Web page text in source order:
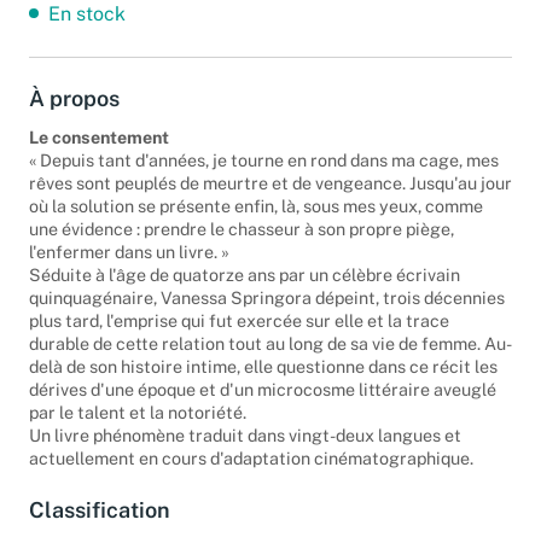
En stock
À propos
Le consentement
« Depuis tant d'années, je tourne en rond dans ma cage, mes
rêves sont peuplés de meurtre et de vengeance. Jusqu'au jour
où la solution se présente enfin, là, sous mes yeux, comme
une évidence : prendre le chasseur à son propre piège,
l'enfermer dans un livre. »
Séduite à l'âge de quatorze ans par un célèbre écrivain
quinquagénaire, Vanessa Springora dépeint, trois décennies
plus tard, l'emprise qui fut exercée sur elle et la trace
durable de cette relation tout au long de sa vie de femme. Au-
delà de son histoire intime, elle questionne dans ce récit les
dérives d'une époque et d'un microcosme littéraire aveuglé
par le talent et la notoriété.
Un livre phénomène traduit dans vingt-deux langues et
actuellement en cours d'adaptation cinématographique.
Classification